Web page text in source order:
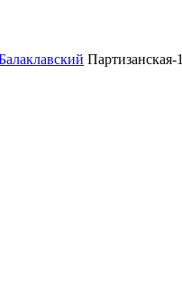
Партизанская-1